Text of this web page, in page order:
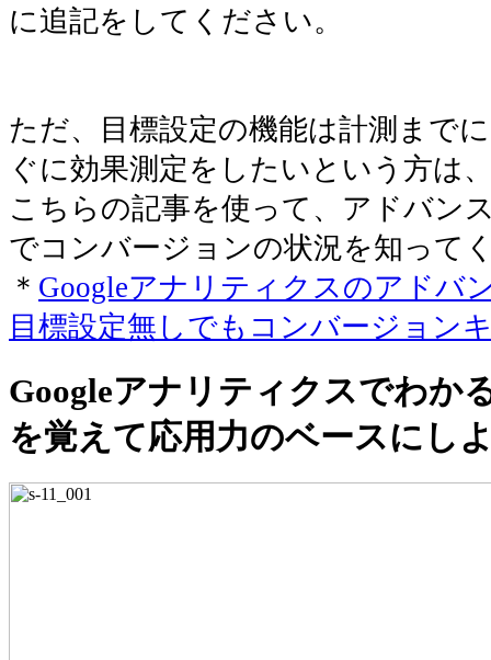
に追記をしてください。
ただ、目標設定の機能は計測まで
ぐに効果測定をしたいという方は
こちらの記事を使って、アドバン
でコンバージョンの状況を知って
＊ Googleアナリティクスのアドバ
目標設定無しでもコンバージョン
Googleアナリティクスでわか
を覚えて応用力のベースにし